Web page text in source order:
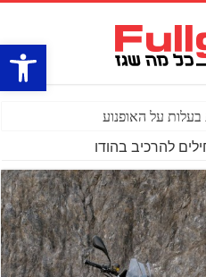
פתח
על האופנוע
להרכיב בהודו